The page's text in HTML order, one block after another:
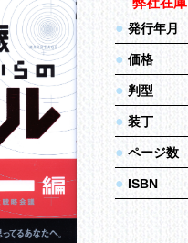
● 発行年月
● 価格
● 判型
● 装丁
● ページ数
● ISBN